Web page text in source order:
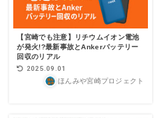
【宮崎でも注意】リチウムイオン電池
が発火!?最新事故とAnkerバッテリー
回収のリアル
2025.09.01
ほんみや宮崎プロジェクト